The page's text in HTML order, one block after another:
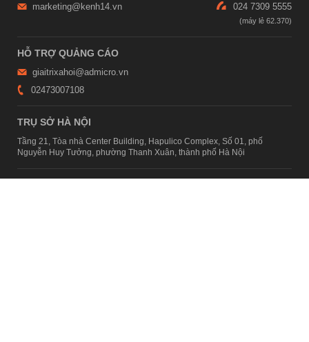
marketing@kenh14.vn 024 7309 5555
HỖ TRỢ QUẢNG CÁO
giaitrixahoi@admicro.vn
02473007108
TRỤ SỞ HÀ NỘI
Tầng 21, Tòa nhà Center Building, Hapulico Complex, Số 01, phố
Nguyễn Huy Tưởng, phường Thanh Xuân, thành phố Hà Nội